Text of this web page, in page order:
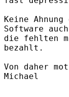
Keine
Software
die fehlten
bezahlt.
Von daher
Michael